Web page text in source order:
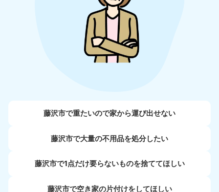
藤沢市で重たいので家から運び出せない
藤沢市で大量の不用品を処分したい
藤沢市で1点だけ要らないものを捨ててほしい
藤沢市で空き家の片付けをしてほしい